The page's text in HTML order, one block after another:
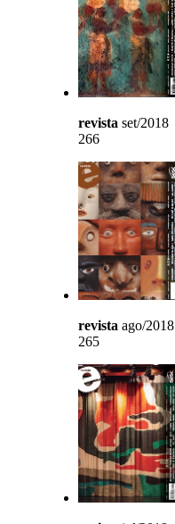
revista set/2018
266
revista ago/2018
265